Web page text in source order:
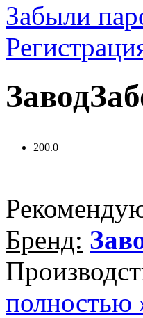
Забыли
200.0
Бренд:
полностью